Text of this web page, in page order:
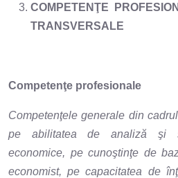
COMPETENŢE
TRANSVERSALE
Competenţe profesionale
Competenţele generale din
pe abilitatea de analiză şi
economice, pe cunoştinţe de
economist, pe capacitatea de